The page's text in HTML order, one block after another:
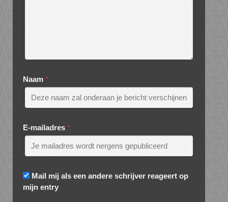
Naam *
E-mailadres *
Mail mij als een andere schrijver reageert op
mijn entry